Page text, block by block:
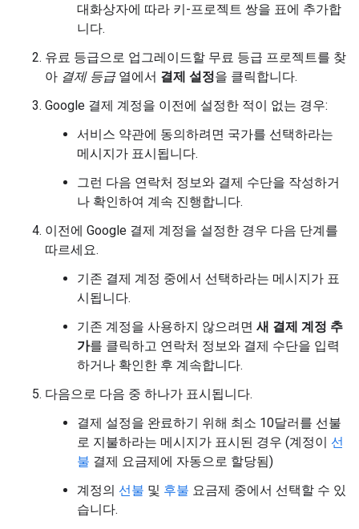
대화상자에 따라 키-프로젝트 쌍을 표에 추가합
니다.
유료 등급으로 업그레이드할 무료 등급 프로젝트를 찾
아 결제 등급열에서 결제 설정을 클릭합니다.
Google 결제 계정을 이전에 설정한 적이 없는 경우:
서비스 약관에 동의하려면 국가를 선택하라는
메시지가 표시됩니다.
그런 다음 연락처 정보와 결제 수단을 작성하거
나 확인하여 계속 진행합니다.
이전에 Google 결제 계정을 설정한 경우 다음 단계를
따르세요.
기존 결제 계정 중에서 선택하라는 메시지가 표
시됩니다.
기존 계정을 사용하지 않으려면 새 결제 계정 추
가를 클릭하고 연락처 정보와 결제 수단을 입력
하거나 확인한 후 계속합니다.
다음으로 다음 중 하나가 표시됩니다.
결제 설정을 완료하기 위해 최소 10달러를 선불
로 지불하라는 메시지가 표시된 경우 (계정이 선
불 결제 요금제에 자동으로 할당됨)
계정의 선불 및 후불 요금제 중에서 선택할 수 있
습니다.